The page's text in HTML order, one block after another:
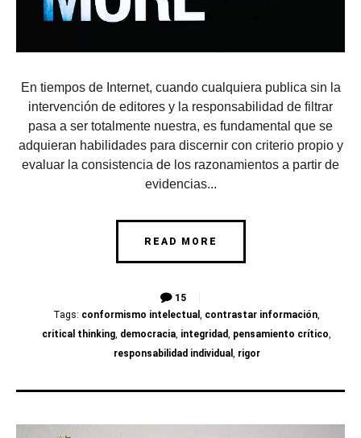
En tiempos de Internet, cuando cualquiera publica sin la
intervención de editores y la responsabilidad de filtrar
pasa a ser totalmente nuestra, es fundamental que se
adquieran habilidades para discernir con criterio propio y
evaluar la consistencia de los razonamientos a partir de
evidencias...
READ MORE
15
Tags: conformismo intelectual , contrastar información,
critical thinking, democracia, integridad, pensamiento crítico,
responsabilidad individual , rigor